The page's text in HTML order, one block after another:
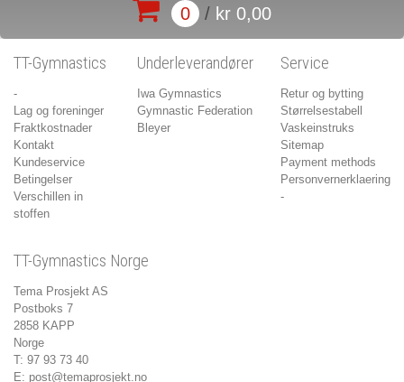
0 / kr 0,00
TT-Gymnastics
-
Lag og foreninger
Fraktkostnader
Kontakt
Kundeservice
Betingelser
Verschillen in
stoffen
Underleverandører
Iwa Gymnastics
Gymnastic Federation
Bleyer
Service
Retur og bytting
Størrelsestabell
Vaskeinstruks
Sitemap
Payment methods
Personvernerklaering
-
TT-Gymnastics Norge
Tema Prosjekt AS
Postboks 7
2858 KAPP
Norge
T: 97 93 73 40
E: post@temaprosjekt.no